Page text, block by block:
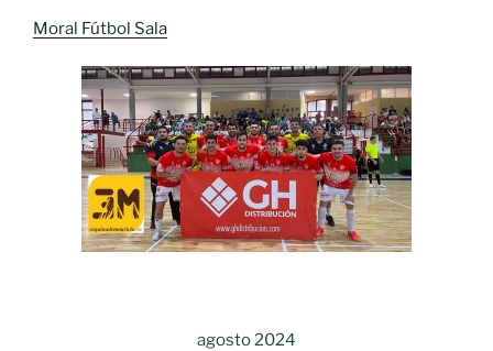
Moral Fútbol Sala
agosto 2024